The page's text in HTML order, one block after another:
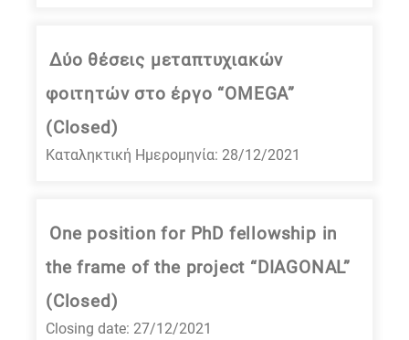
Δύο θέσεις μεταπτυχιακών
φοιτητών στο έργο “OMEGA”
(Closed)
Καταληκτική Ημερομηνία: 28/12/2021
One position for PhD fellowship in
the frame of the project “DIAGONAL”
(Closed)
Closing date: 27/12/2021